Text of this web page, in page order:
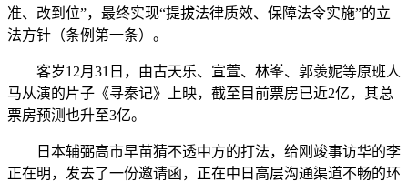
准、改到位”，最终实现“提拔法律质效、保障法令实施”的立
法方针（条例第一条）。
客岁12月31日，由古天乐、宣萱、林峯、郭羡妮等原班人
马从演的片子《寻秦记》上映，截至目前票房已近2亿，其总
票房预测也升至3亿。
日本辅弼高市早苗猜不透中方的打法，给刚竣事访华的李
正在明，发去了一份邀请函，正在中日高层沟通渠道不畅的环